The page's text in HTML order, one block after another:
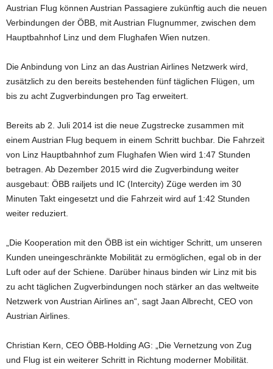
Austrian Flug können Austrian Passagiere zukünftig auch die neuen
Verbindungen der ÖBB, mit Austrian Flugnummer, zwischen dem
Hauptbahnhof Linz und dem Flughafen Wien nutzen.
Die Anbindung von Linz an das Austrian Airlines Netzwerk wird,
zusätzlich zu den bereits bestehenden fünf täglichen Flügen, um
bis zu acht Zugverbindungen pro Tag erweitert.
Bereits ab 2. Juli 2014 ist die neue Zugstrecke zusammen mit
einem Austrian Flug bequem in einem Schritt buchbar. Die Fahrzeit
von Linz Hauptbahnhof zum Flughafen Wien wird 1:47 Stunden
betragen. Ab Dezember 2015 wird die Zugverbindung weiter
ausgebaut: ÖBB railjets und IC (Intercity) Züge werden im 30
Minuten Takt eingesetzt und die Fahrzeit wird auf 1:42 Stunden
weiter reduziert.
„Die Kooperation mit den ÖBB ist ein wichtiger Schritt, um unseren
Kunden uneingeschränkte Mobilität zu ermöglichen, egal ob in der
Luft oder auf der Schiene. Darüber hinaus binden wir Linz mit bis
zu acht täglichen Zugverbindungen noch stärker an das weltweite
Netzwerk von Austrian Airlines an“, sagt Jaan Albrecht, CEO von
Austrian Airlines.
Christian Kern, CEO ÖBB-Holding AG: „Die Vernetzung von Zug
und Flug ist ein weiterer Schritt in Richtung moderner Mobilität.